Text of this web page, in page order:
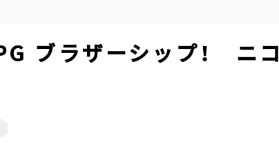
ブラザーシップ！ ニコ